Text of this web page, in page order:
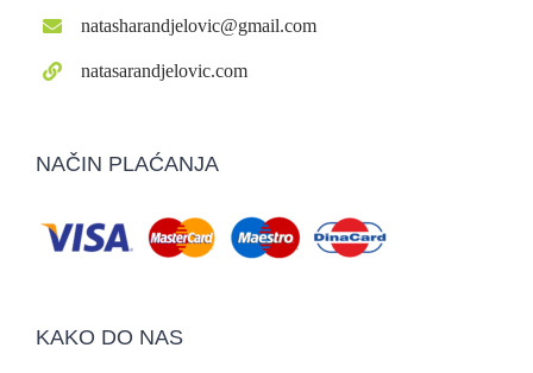
natasharandjelovic@gmail.com
natasarandjelovic.com
NAČIN PLAĆANJA
KAKO DO NAS